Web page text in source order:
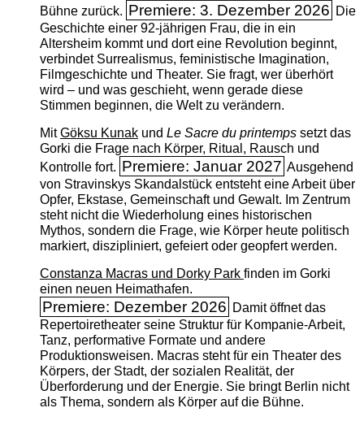
Bühne zurück. Premiere: 3. Dezember 2026 Die
Geschichte einer 92-jährigen Frau, die in ein
Altersheim kommt und dort eine Revolution beginnt,
verbindet Surrealismus, feministische Imagination,
Filmgeschichte und Theater. Sie fragt, wer überhört
wird – und was geschieht, wenn gerade diese
Stimmen beginnen, die Welt zu verändern.
MitGöksu Kunakund Le Sacre du printempssetzt das
Gorki die Frage nach Körper, Ritual, Rausch und
Kontrolle fort. Premiere: Januar 2027 Ausgehend
von Stravinskys Skandalstück entsteht eine Arbeit über
Opfer, Ekstase, Gemeinschaft und Gewalt. Im Zentrum
steht nicht die Wiederholung eines historischen
Mythos, sondern die Frage, wie Körper heute politisch
markiert, diszipliniert, gefeiert oder geopfert werden.
Constanza Macras und Dorky Park finden im Gorki
einen neuen Heimathafen.
Premiere: Dezember 2026 Damit öffnet das
Repertoiretheater seine Struktur für Kompanie-Arbeit,
Tanz, performative Formate und andere
Produktionsweisen. Macras steht für ein Theater des
Körpers, der Stadt, der sozialen Realität, der
Überforderung und der Energie. Sie bringt Berlin nicht
als Thema, sondern als Körper auf die Bühne.